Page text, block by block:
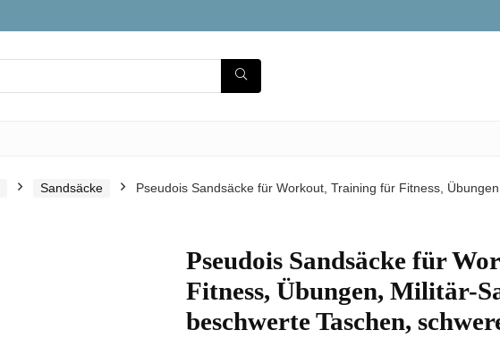
Sandsäcke
Pseudois Sandsäcke für Workout, Training für Fitness,
Pseudois Sandsäcke für
Fitness, Übungen, Militär-
beschwerte Taschen,